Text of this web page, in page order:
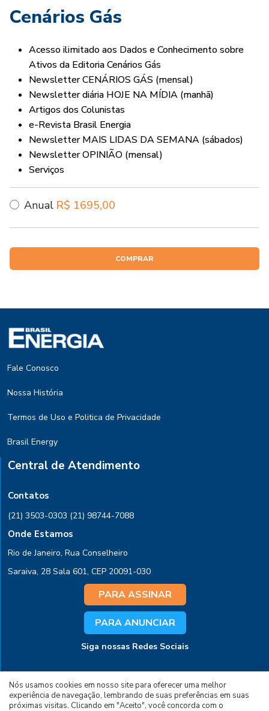
Cenários Gás
Acesso ilimitado aos Dados e Conhecimento sobre
Ativos da Editoria Cenários Gás
Newsletter CENÁRIOS GÁS (mensal)
Newsletter diária HOJE NA MÍDIA (manhã)
Artigos dos Colunistas
e-Revista Brasil Energia
Newsletter MAIS LIDAS DA SEMANA (sábados)
Newsletter OPINIÃO (mensal)
Serviços
Anual R$ 1695,00
COMPRAR
Nós usamos cookies em nosso site para oferecer uma melhor
experiência de navegação, lembrando de suas preferências em suas
próximas visitas. Clicando em "Aceito", você concorda com o
Fale Conosco
Nossa História
Termos de Uso e Politica de Privacidade
Brasil Energy
Central de Atendimento
Contatos
(21) 3503-0303 (21) 98744-7088
Onde Estamos
Rio de Janeiro, Rua Conselheiro
Saraiva, 28 Sala 601, CEP 20091-030
PARA ASSINAR
PARA ANUNCIAR
Siga nossas Redes Sociais